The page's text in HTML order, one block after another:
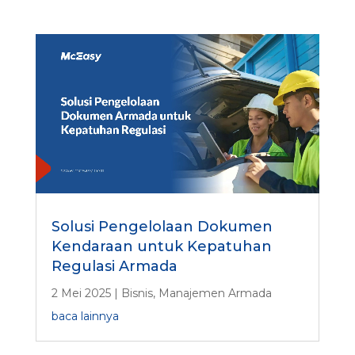
a
n
a
k
a
Solusi Pengelolaan Dokumen
Kendaraan untuk Kepatuhan
Regulasi Armada
2 Mei 2025| Bisnis, Manajemen Armada
baca lainnya